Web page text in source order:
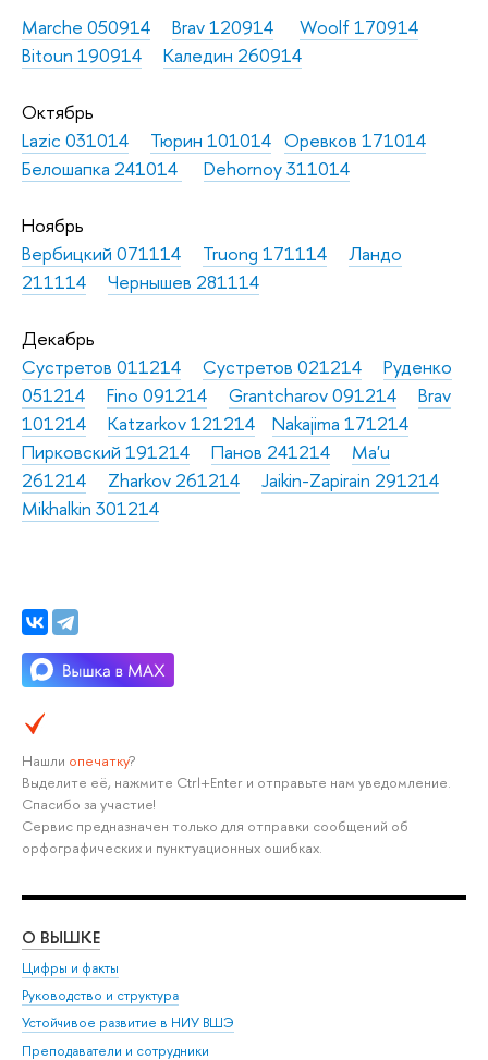
Marche 050914 Brav 120914
Woolf 170914
Bitoun 190914
Каледин 260914
Октябрь
Lazic 031014
Тюрин 101014 Оревков 171014
Белошапка 241014
Dehornoy 311014
Ноябрь
Вербицкий 071114
Truong 171114
Ландо
211114
Чернышев 281114
Декабрь
Сустретов 011214
Сустретов 021214
Руденко
051214
Fino 091214 Grantcharov 091214
Brav
101214
Katzarkov 121214
Nakajima 171214
Пирковский 191214
Панов 241214
Ma'u
261214
Zharkov 261214
Jaikin-Zapirain 291214
Mikhalkin 301214
Нашли опечатку?
Выделите её, нажмите Ctrl+Enter и отправьте нам уведомление.
Спасибо за участие!
Сервис предназначен только для отправки сообщений об
орфографических и пунктуационных ошибках.
О ВЫШКЕ
Цифры и факты
Руководство и структура
Устойчивое развитие в НИУ ВШЭ
Преподаватели и сотрудники